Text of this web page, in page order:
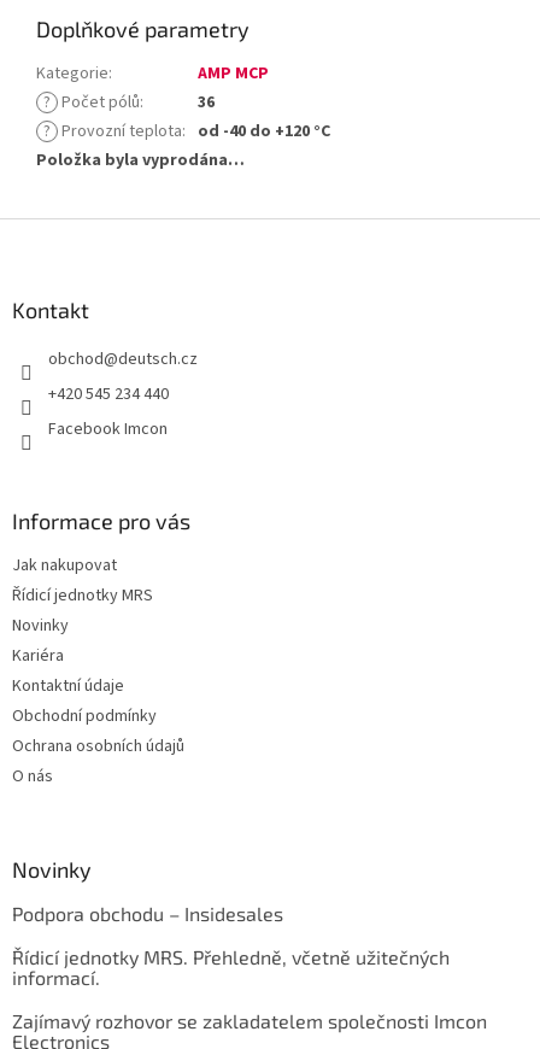
Doplňkové parametry
Kategorie:
AMP MCP
? Počet pólů:
36
? Provozní teplota: od -40 do +120 °C
Položka byla vyprodána…
Kontakt
obchod@deutsch.cz
+420 545 234 440
Facebook Imcon
Informace pro vás
Jak nakupovat
Řídicí jednotky MRS
Novinky
Kariéra
Kontaktní údaje
Obchodní podmínky
Ochrana osobních údajů
O nás
Novinky
Podpora obchodu – Insidesales
Řídicí jednotky MRS. Přehledně, včetně užitečných
informací.
Zajímavý rozhovor se zakladatelem společnosti Imcon
Electronics